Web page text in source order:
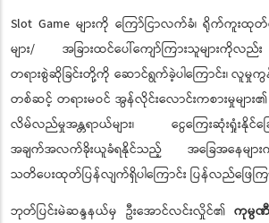
Slot Game များကို ကြော်ငြာလက်ခံ၊ ရိုက်ကူ
များ/ အခြားထင်ပေါ်ကျော်ကြားသူများကို
တရားစွဲဆိုခြင်းတို့ကို ဆောင်ရွက်ခဲ့ပါကြောင်း၊ လူမှုကွ
တစ်ဆင့် တရားမဝင် အွန်လိုင်းလောင်းကစားမှုမျ
လိမ်လည်မှုအန္တရာယ်များ၊ ငွေကြေးဆုံးရှုံးနိုင်
အချက်အလက်ခိုးယူခံရနိုင်သည့် အခြေအနေမ
သတိပေးထုတ်ပြန်လျက်ရှိပါကြောင်း ပြန်လည်ဖြေက
ဘုတ်ပြင်းမဲဆန္ဒနယ်မှ ဦးအောင်လင်းလှိုင်၏ ကုမ္ပဏီ